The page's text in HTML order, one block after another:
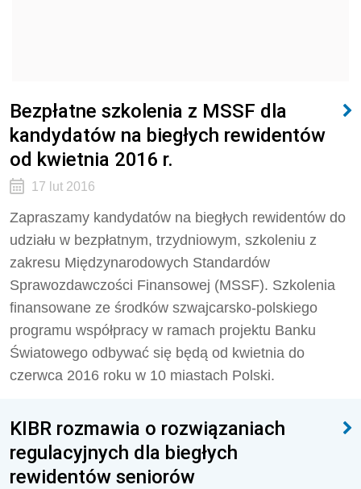
Bezpłatne szkolenia z MSSF dla
kandydatów na biegłych rewidentów
od kwietnia 2016 r.
17 lut 2016
Zapraszamy kandydatów na biegłych rewidentów do
udziału w bezpłatnym, trzydniowym, szkoleniu z
zakresu Międzynarodowych Standardów
Sprawozdawczości Finansowej (MSSF). Szkolenia
finansowane ze środków szwajcarsko-polskiego
programu współpracy w ramach projektu Banku
Światowego odbywać się będą od kwietnia do
czerwca 2016 roku w 10 miastach Polski.
KIBR rozmawia o rozwiązaniach
regulacyjnych dla biegłych
rewidentów seniorów